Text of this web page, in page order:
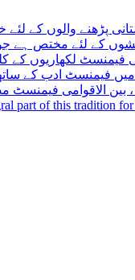
پڑھنے والوں کے
کے لئے مختص ہے
لکھاریوں کے
میں فیمنسٹ ادب کے
بین الاقوامی